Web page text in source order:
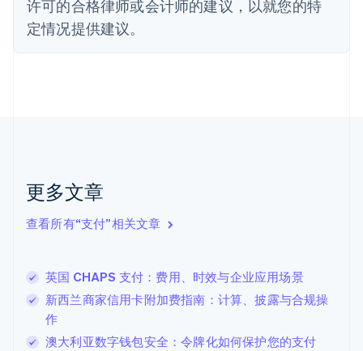
许可的合格律师或会计师的建议，以就您的特
定情况提供建议。
更多文章
查看所有“支付”相关文章
英国 CHAPS 支付：费用、时效与企业应用场景
新西兰商家信用卡附加费指南：计算、披露与合规操
作
澳大利亚数字钱包安全：令牌化如何保护您的支付
FrançaisEnglish
芬兰
EnglishSvenska
English Italiano
拉脱维亚
立陶宛
Deutsch English
卢森堡
Français Deutsch English
罗马尼亚
English